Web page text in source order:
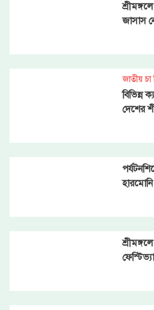
জাসাস
জাতীয়
বিভিন্ন
দেশের
হারমোনি